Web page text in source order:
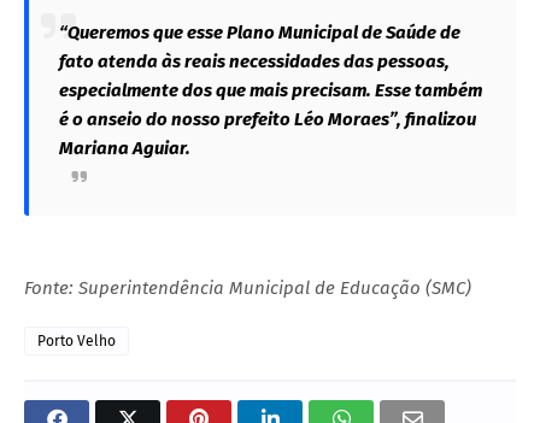
“Queremos que esse Plano Municipal de Saúde de
fato atenda às reais necessidades das pessoas,
especialmente dos que mais precisam. Esse também
é o anseio do nosso prefeito Léo Moraes”, finalizou
Mariana Aguiar.
Fonte: Superintendência Municipal de Educação (SMC)
Porto Velho